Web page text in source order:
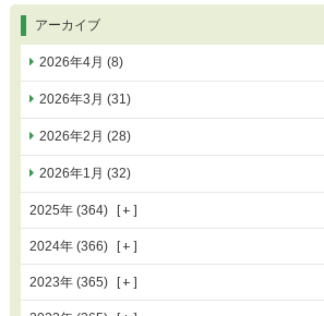
アーカイブ
2026年4月 (8)
2026年3月 (31)
2026年2月 (28)
2026年1月 (32)
2025年 (364)
2024年 (366)
2023年 (365)